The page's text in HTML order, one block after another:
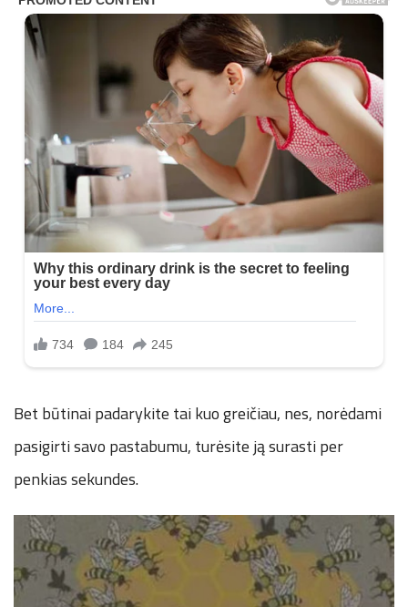
Bet būtinai padarykite tai kuo greičiau, nes, norėdami
pasigirti savo pastabumu, turėsite ją surasti per
penkias sekundes.